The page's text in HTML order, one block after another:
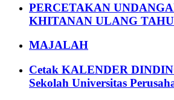
PERCETAKAN
KHITANAN ULANG
MAJALAH
Cetak KALENDER
Sekolah Universitas